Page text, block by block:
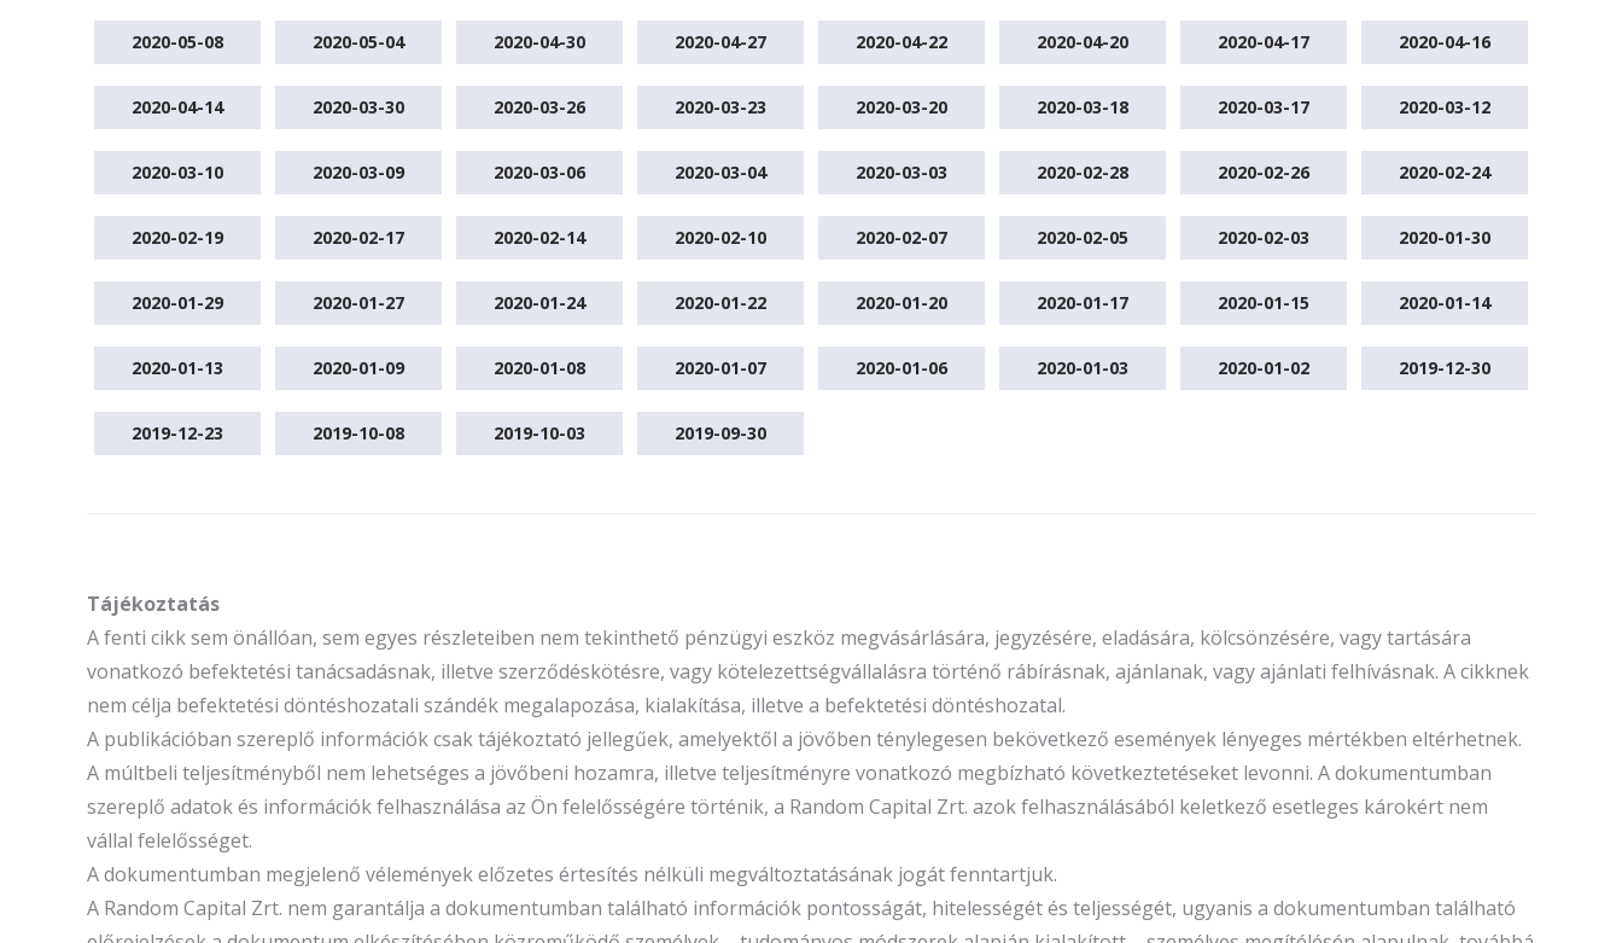
2020-05-08 2020-05-04 2020-04-30 2020-04-27 2020-04-22 2020-04-20 2020-04-17 2020-04-16
2020-04-14 2020-03-30 2020-03-26 2020-03-23 2020-03-20 2020-03-18 2020-03-17 2020-03-12
2020-03-10 2020-03-09 2020-03-06 2020-03-04 2020-03-03 2020-02-28 2020-02-26 2020-02-24
2020-02-19 2020-02-17 2020-02-14 2020-02-10 2020-02-07 2020-02-05 2020-02-03 2020-01-30
2020-01-29 2020-01-27 2020-01-24 2020-01-22 2020-01-20 2020-01-17 2020-01-15 2020-01-14
2020-01-13 2020-01-09 2020-01-08 2020-01-07 2020-01-06 2020-01-03 2020-01-02 2019-12-30
2019-12-23 2019-10-08 2019-10-03 2019-09-30
Tájékoztatás
A fenti cikk sem önállóan, sem egyes részleteiben nem tekinthető pénzügyi eszköz megvásárlására, jegyzésére, eladására, kölcsönzésére, vagy tartására
vonatkozó befektetési tanácsadásnak, illetve szerződéskötésre, vagy kötelezettségvállalásra történő rábírásnak, ajánlanak, vagy ajánlati felhívásnak. A cikknek
nem célja befektetési döntéshozatali szándék megalapozása, kialakítása, illetve a befektetési döntéshozatal.
A publikációban szereplő információk csak tájékoztató jellegűek, amelyektől a jövőben ténylegesen bekövetkező események lényeges mértékben eltérhetnek.
A múltbeli teljesítményből nem lehetséges a jövőbeni hozamra, illetve teljesítményre vonatkozó megbízható következtetéseket levonni. A dokumentumban
szereplő adatok és információk felhasználása az Ön felelősségére történik, a Random Capital Zrt. azok felhasználásából keletkező esetleges károkért nem
vállal felelősséget.
A dokumentumban megjelenő vélemények előzetes értesítés nélküli megváltoztatásának jogát fenntartjuk.
A Random Capital Zrt. nem garantálja a dokumentumban található információk pontosságát, hitelességét és teljességét, ugyanis a dokumentumban található